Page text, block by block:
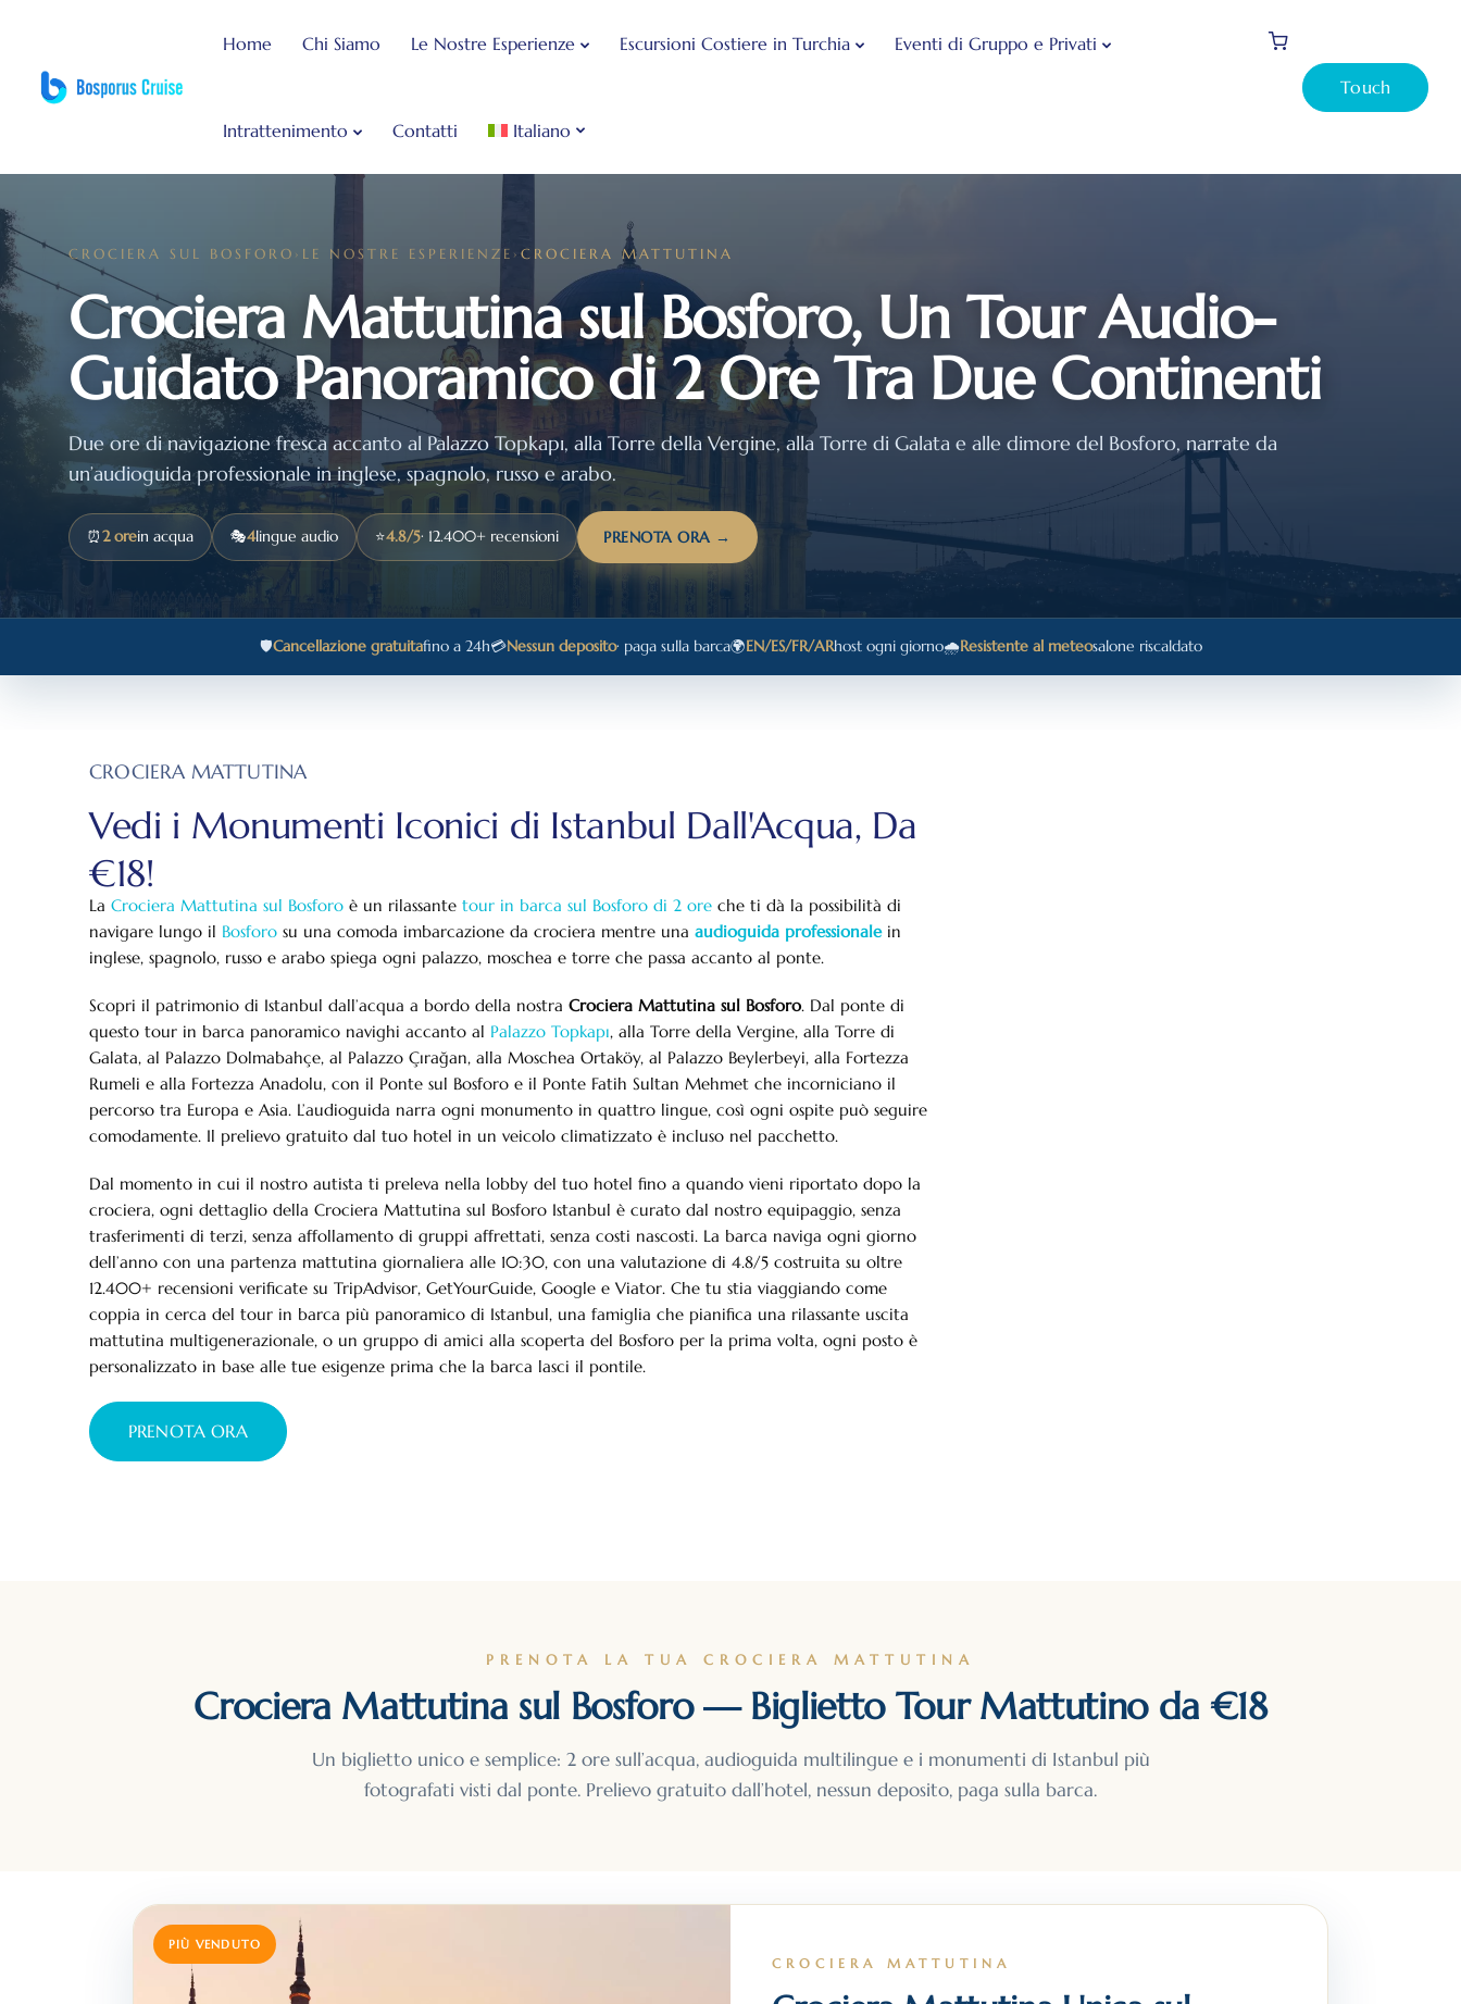
Home Chi Siamo Le Nostre Esperienze Escursioni Costiere in Turchia Eventi di Gruppo e Privati
Intrattenimento Contatti Italiano
Touch
CROCIERA SUL BOSFORO › LE NOSTRE ESPERIENZE ›CROCIERA MATTUTINA
Crociera Mattutina sul Bosforo, Un Tour Audio-
Guidato Panoramico di 2 Ore Tra Due Continenti
Due ore di navigazione fresca accanto al Palazzo Topkapı, alla Torre della Vergine, alla Torre di Galata e alle dimore del Bosforo, narrate da
un’audioguida professionale in inglese, spagnolo, russo e arabo.
⏰2 orein acqua 🎭4lingue audio ⭐4.8/5· 12.400+ recensioni PRENOTA ORA →
🛡️Cancellazione gratuitafino a 24h💳Nessun deposito· paga sulla barca🌍EN/ES/FR/ARhost ogni giorno🌧️Resistente al meteosalone riscaldato
CROCIERA MATTUTINA
Vedi i Monumenti Iconici di Istanbul Dall'Acqua, Da
€18!
La Crociera Mattutina sul Bosforo è un rilassante tour in barca sul Bosforo di 2 ore che ti dà la possibilità di
navigare lungo il Bosforo su una comoda imbarcazione da crociera mentre una audioguida professionalein
inglese, spagnolo, russo e arabo spiega ogni palazzo, moschea e torre che passa accanto al ponte.
Scopri il patrimonio di Istanbul dall’acqua a bordo della nostra Crociera Mattutina sul Bosforo. Dal ponte di
questo tour in barca panoramico navighi accanto al Palazzo Topkapı, alla Torre della Vergine, alla Torre di
Galata, al Palazzo Dolmabahçe, al Palazzo Çırağan, alla Moschea Ortaköy, al Palazzo Beylerbeyi, alla Fortezza
Rumeli e alla Fortezza Anadolu, con il Ponte sul Bosforo e il Ponte Fatih Sultan Mehmet che incorniciano il
percorso tra Europa e Asia. L’audioguida narra ogni monumento in quattro lingue, così ogni ospite può seguire
comodamente. Il prelievo gratuito dal tuo hotel in un veicolo climatizzato è incluso nel pacchetto.
Dal momento in cui il nostro autista ti preleva nella lobby del tuo hotel fino a quando vieni riportato dopo la
crociera, ogni dettaglio della Crociera Mattutina sul Bosforo Istanbul è curato dal nostro equipaggio, senza
trasferimenti di terzi, senza affollamento di gruppi affrettati, senza costi nascosti. La barca naviga ogni giorno
dell’anno con una partenza mattutina giornaliera alle 10:30, con una valutazione di 4.8/5 costruita su oltre
12.400+ recensioni verificate su TripAdvisor, GetYourGuide, Google e Viator. Che tu stia viaggiando come
coppia in cerca del tour in barca più panoramico di Istanbul, una famiglia che pianifica una rilassante uscita
mattutina multigenerazionale, o un gruppo di amici alla scoperta del Bosforo per la prima volta, ogni posto è
personalizzato in base alle tue esigenze prima che la barca lasci il pontile.
PRENOTA ORA
PRENOTA LA TUA CROCIERA MATTUTINA
Crociera Mattutina sul Bosforo — Biglietto Tour Mattutino da €18
Un biglietto unico e semplice: 2 ore sull’acqua, audioguida multilingue e i monumenti di Istanbul più
fotografati visti dal ponte. Prelievo gratuito dall’hotel, nessun deposito, paga sulla barca.
PIÙ VENDUTO
CROCIERA MATTUTINA